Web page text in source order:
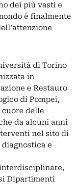
dei più vasti e
è finalmente
di Torino
in
e Restauro
di Pompei,
cuore delle
da alcuni anni
nel sito di
e
Dipartimenti